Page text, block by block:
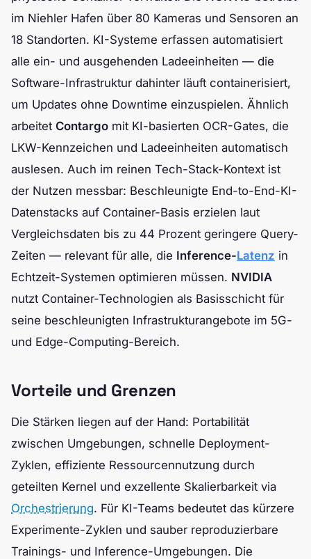
im Niehler Hafen über 80 Kameras und Sensoren an
18 Standorten. KI-Systeme erfassen automatisiert
alle ein- und ausgehenden Ladeeinheiten — die
Software-Infrastruktur dahinter läuft containerisiert,
um Updates ohne Downtime einzuspielen. Ähnlich
arbeitet Contargo mit KI-basierten OCR-Gates, die
LKW-Kennzeichen und Ladeeinheiten automatisch
auslesen. Auch im reinen Tech-Stack-Kontext ist
der Nutzen messbar: Beschleunigte End-to-End-KI-
Datenstacks auf Container-Basis erzielen laut
Vergleichsdaten bis zu 44 Prozent geringere Query-
Zeiten — relevant für alle, die Inference-Latenz in
Echtzeit-Systemen optimieren müssen. NVIDIA
nutzt Container-Technologien als Basisschicht für
seine beschleunigten Infrastrukturangebote im 5G-
und Edge-Computing-Bereich.
Vorteile und Grenzen
Die Stärken liegen auf der Hand: Portabilität
zwischen Umgebungen, schnelle Deployment-
Zyklen, effiziente Ressourcennutzung durch
geteilten Kernel und exzellente Skalierbarkeit via
Orchestrierung. Für KI-Teams bedeutet das kürzere
Experimente-Zyklen und sauber reproduzierbare
Trainings- und Inference-Umgebungen. Die